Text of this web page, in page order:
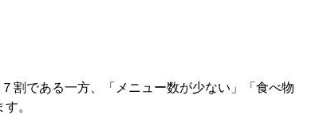
割である一方、「メニュー数が少ない」「食べ物
。